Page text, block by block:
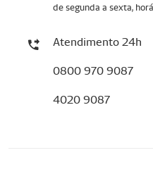
de segunda a sexta,
Atendimento 24h
0800 970 9087
4020 9087